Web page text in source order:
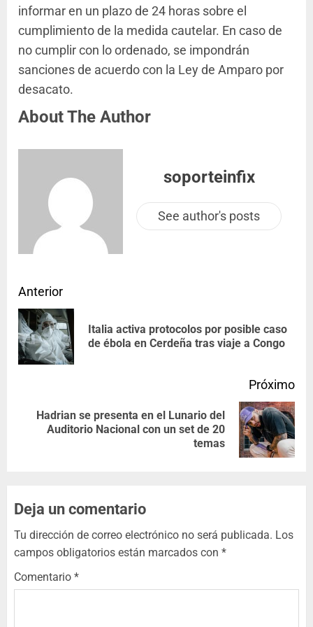
informar en un plazo de 24 horas sobre el
cumplimiento de la medida cautelar. En caso de
no cumplir con lo ordenado, se impondrán
sanciones de acuerdo con la Ley de Amparo por
desacato.
About The Author
soporteinfix
See author's posts
Anterior
Italia activa protocolos por posible caso
de ébola en Cerdeña tras viaje a Congo
Próximo
Hadrian se presenta en el Lunario del
Auditorio Nacional con un set de 20
temas
Deja un comentario
Tu dirección de correo electrónico no será publicada. Los
campos obligatorios están marcados con *
Comentario *